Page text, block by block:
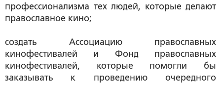
профессионализма тех людей, которые делают
православное кино;
создать Ассоциацию православных
кинофестивалей и Фонд православных
кинофестивалей, которые помогли бы
заказывать к проведению очередного